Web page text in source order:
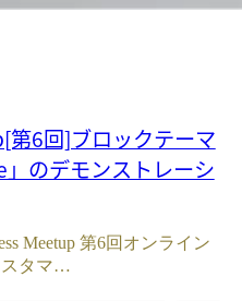
6回]ブロックテーマ
のデモンストレーシ
Meetup 第6回オンライン
スタマ…